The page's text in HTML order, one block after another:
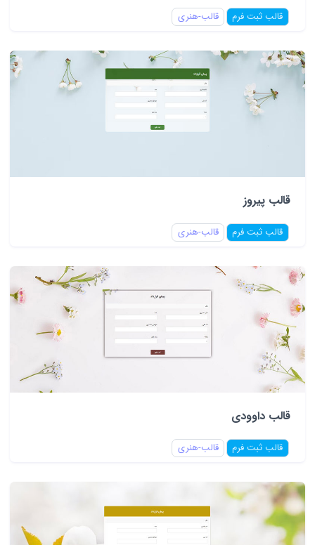
قالب ثبت فرم قالب-هنری
قالب پیروز
قالب ثبت فرم قالب-هنری
قالب داوودی
قالب ثبت فرم قالب-هنری